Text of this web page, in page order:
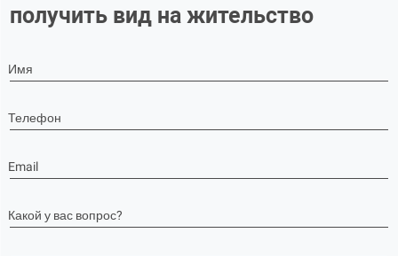
получить вид на жительство
Имя
Телефон
Email
Какой у вас вопрос?